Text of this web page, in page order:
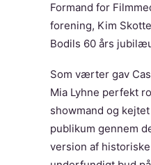
Formand for
forening, Kim
Bodils 60 års
Som værter gav
Mia Lyhne perfekt
showmand og
publikum gennem
version af